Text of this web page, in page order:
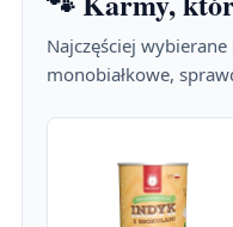
Najczęściej
monobiałkowe,